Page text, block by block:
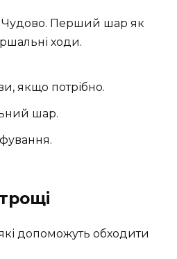
Чудово. Перший шар як
ходи.
якщо потрібно.
шар.
допоможуть обходити